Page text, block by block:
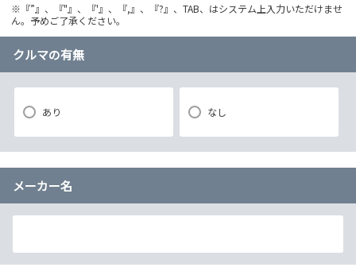
※『”』、『"』、『'』、『,』、『?』、TAB、はシステム上入力いただけませ
ん。予めご了承ください。
クルマの有無
あり なし
メーカー名